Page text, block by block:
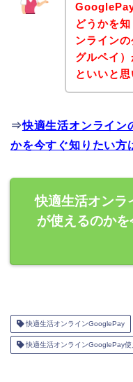
どうかを
ンライン
グルペイ
といいと
⇒快適生活オンライ
かを今すぐ知りたい方
快適生活オン
が使えるのか
快適生活オンラインGooglePay
快適生活オンラインGooglePay使